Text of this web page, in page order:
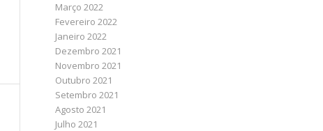
Março 2022
Fevereiro 2022
Janeiro 2022
Dezembro 2021
Novembro 2021
Outubro 2021
Setembro 2021
Agosto 2021
Julho 2021